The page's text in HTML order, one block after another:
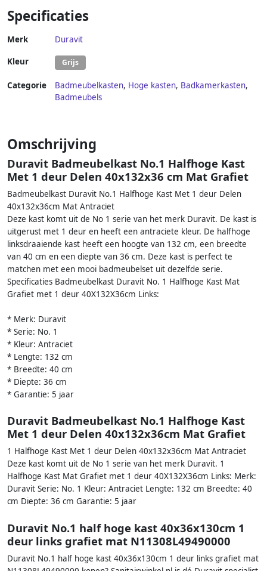
Specificaties
Merk Duravit
Kleur Grijs
Categorie Badmeubelkasten, Hoge kasten, Badkamerkasten,
Badmeubels
Omschrijving
Duravit Badmeubelkast No.1 Halfhoge Kast
Met 1 deur Delen 40x132x36 cm Mat Grafiet
Badmeubelkast Duravit No.1 Halfhoge Kast Met 1 deur Delen
40x132x36cm Mat Antraciet
Deze kast komt uit de No 1 serie van het merk Duravit. De kast is
uitgerust met 1 deur en heeft een antraciete kleur. De halfhoge
linksdraaiende kast heeft een hoogte van 132 cm, een breedte
van 40 cm en een diepte van 36 cm. Deze kast is perfect te
matchen met een mooi badmeubelset uit dezelfde serie.
Specificaties Badmeubelkast Duravit No. 1 Halfhoge Kast Mat
Grafiet met 1 deur 40X132X36cm Links:
* Merk: Duravit
* Serie: No. 1
* Kleur: Antraciet
* Lengte: 132 cm
* Breedte: 40 cm
* Diepte: 36 cm
* Garantie: 5 jaar
Duravit Badmeubelkast No.1 Halfhoge Kast
Met 1 deur Delen 40x132x36cm Mat Grafiet
1 Halfhoge Kast Met 1 deur Delen 40x132x36cm Mat Antraciet
Deze kast komt uit de No 1 serie van het merk Duravit. 1
Halfhoge Kast Mat Grafiet met 1 deur 40X132X36cm Links: Merk:
Duravit Serie: No. 1 Kleur: Antraciet Lengte: 132 cm Breedte: 40
cm Diepte: 36 cm Garantie: 5 jaar
Duravit No.1 half hoge kast 40x36x130cm 1
deur links grafiet mat N11308L49490000
Duravit No.1 half hoge kast 40x36x130cm 1 deur links grafiet mat